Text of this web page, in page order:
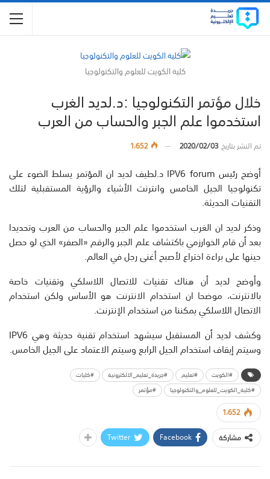
كلية الكويت للعلوم والتكنولوجيا
خلال مؤتمر التكنولوجيا :د.لديد الغرب
استخدموا علم الجبر والحساب من العرب
تم النشر بتاريخ2020/02/03 1٬652
أوضح رئيس IPV6 forum د.لطيف لديد ان المؤتمر يسلط الضوء على
تكنولوجيا الجيل الخامس وانترنت الأشياء والرؤية المستقبلية لتلك
التقنيات الحديثة.
وذكر لديد ان الغرب استخدموا علم الجبر والحساب من العرب وتحديدا
بعد أن قام الخوارزمي باكتشاف علم الجبر والرقم «الصفر» الذي لو حصل
حينها على براءة اختراع لأصبح أغنى رجل في العالم.
وأوضح لديد أن هناك تقنيات للاتصال اللاسلكي وتقنيات خاصة
بالانترنت، موضحا ان استخدام الانترنت هو الأساس ولكن استخدام
الاتصال اللاسلكي يمكننا من استخدام الإنترنت.
وكشف لديد أن المستقبل سيشهد استخدام تقنية حديثة وهي IPV6
وسيتم إيقاف استخدام الجيل الرابع وسيتم الاعتماد على الجيل الخامس.
#الكويت #تعليم #جريدة_تعليم_الالكترونية
#كليات
#كلية_الكويت_للعلوم_والتكنولوجيا
#مؤتمر
1٬652
مشاركة
Facebook
Twitter